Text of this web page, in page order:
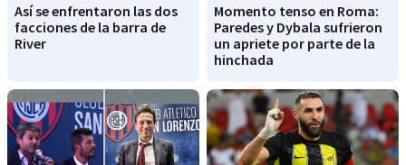
Así se enfrentaron las dos
facciones de la barra de
River
Momento tenso en Roma:
Paredes y Dybala sufrieron
un apriete por parte de la
hinchada